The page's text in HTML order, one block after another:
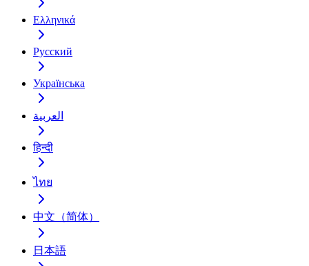
Ελληνικά
Русский
Українська
العربية
हिन्दी
ไทย
中文（简体）
日本語